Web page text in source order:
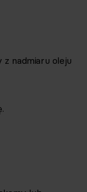
z nadmiaru oleju